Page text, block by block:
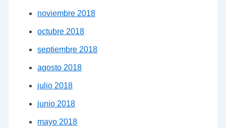
noviembre 2018
octubre 2018
septiembre 2018
agosto 2018
julio 2018
junio 2018
mayo 2018